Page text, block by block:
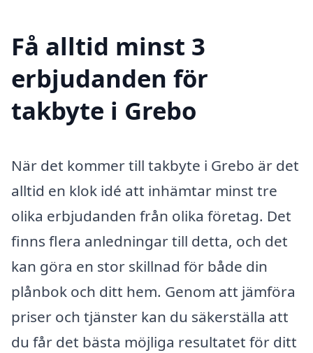
Få alltid minst 3
erbjudanden för
takbyte i Grebo
När det kommer till takbyte i Grebo är det
alltid en klok idé att inhämtar minst tre
olika erbjudanden från olika företag. Det
finns flera anledningar till detta, och det
kan göra en stor skillnad för både din
plånbok och ditt hem. Genom att jämföra
priser och tjänster kan du säkerställa att
du får det bästa möjliga resultatet för ditt